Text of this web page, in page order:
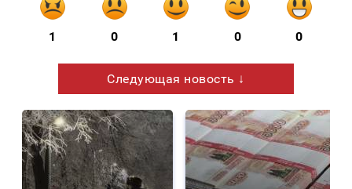
1 0 1 0 0
Следующая новость ↓